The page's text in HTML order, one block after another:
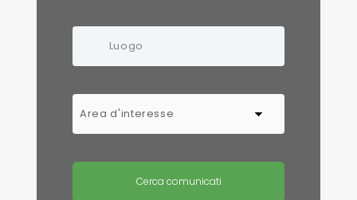
exibart team exibart.com
contatti
termini e condizioni
Cerca comunicati